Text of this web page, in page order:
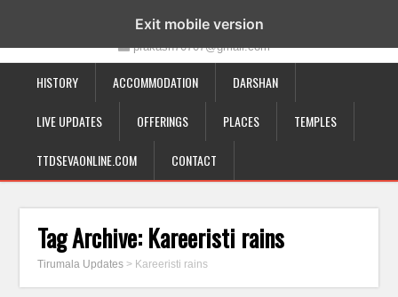
19-12-332, Bairagipatteda, Tirupati - 517501
prakash70707@gmail.com
HISTORY ACCOMMODATION DARSHAN
LIVE UPDATES OFFERINGS PLACES TEMPLES
TTDSEVAONLINE.COM CONTACT
Tag Archive: Kareeristi rains
Tirumala Updates > Kareeristi rains
Exit mobile version